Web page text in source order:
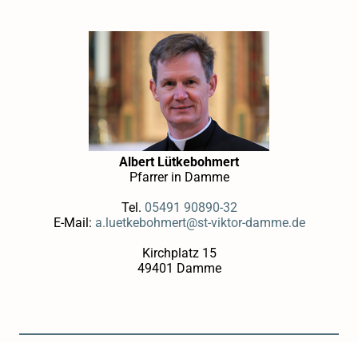
Albert Lütkebohmert
Pfarrer in Damme
Tel. 05491 90890-32
E-Mail: a.luetkebohmert@st-viktor-damme.de
Kirchplatz 15
49401 Damme